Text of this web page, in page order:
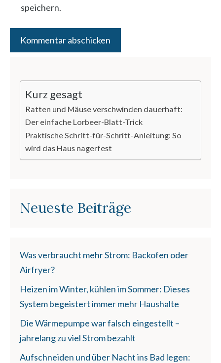
speichern.
Kurz gesagt
Ratten und Mäuse verschwinden dauerhaft:
Der einfache Lorbeer-Blatt-Trick
Praktische Schritt-für-Schritt-Anleitung: So
wird das Haus nagerfest
Neueste Beiträge
Was verbraucht mehr Strom: Backofen oder
Airfryer?
Heizen im Winter, kühlen im Sommer: Dieses
System begeistert immer mehr Haushalte
Die Wärmepumpe war falsch eingestellt –
jahrelang zu viel Strom bezahlt
Aufschneiden und über Nacht ins Bad legen: